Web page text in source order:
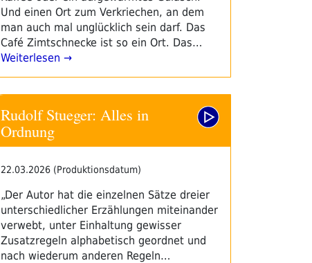
Und einen Ort zum Verkriechen, an dem
man auch mal unglücklich sein darf. Das
Café Zimtschnecke ist so ein Ort. Das…
Weiterlesen →
Rudolf Stueger: Alles in
Ordnung
22.03.2026 (Produktionsdatum)
„Der Autor hat die einzelnen Sätze dreier
unterschiedlicher Erzählungen miteinander
verwebt, unter Einhaltung gewisser
Zusatzregeln alphabetisch geordnet und
nach wiederum anderen Regeln…